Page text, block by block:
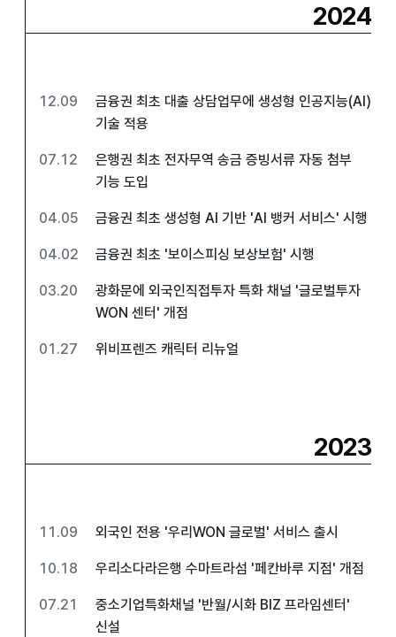
2024
12.09
금융권 최초 대출 상담업무에 생성형 인공지능(AI)
기술 적용
07.12
은행권 최초 전자무역 송금 증빙서류 자동 첨부
기능 도입
04.05 금융권 최초 생성형 AI 기반 'AI 뱅커 서비스' 시행
04.02 금융권 최초 '보이스피싱 보상보험' 시행
03.20
광화문에 외국인직접투자 특화 채널 '글로벌투자
WON 센터' 개점
01.27 위비프렌즈 캐릭터 리뉴얼
2023
11.09 외국인 전용 '우리WON 글로벌' 서비스 출시
10.18 우리소다라은행 수마트라섬 '페칸바루 지점' 개점
07.21
중소기업특화채널 '반월/시화 BIZ 프라임센터'
신설